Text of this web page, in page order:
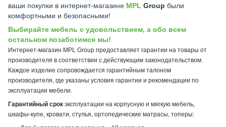
ваши покупки в интернет-магазине MPL Group были
комфортными и безопасными!
Выбирайте мебель с удовольствием, а обо всем
остальном позаботимся мы!
Интернет-магазин MPL Group предоставляет гарантии на товары от
производителя в соответствии с действующим законодательством.
Каждое изделие сопровождается гарантийным талоном
производителя, где указаны условия гарантии и рекомендации по
эксплуатации мебели.
Гарантийный срок эксплуатации на корпусную и мягкую мебель,
шкафы-купе, кровати, стулья, ортопедические матрасы, топеры: